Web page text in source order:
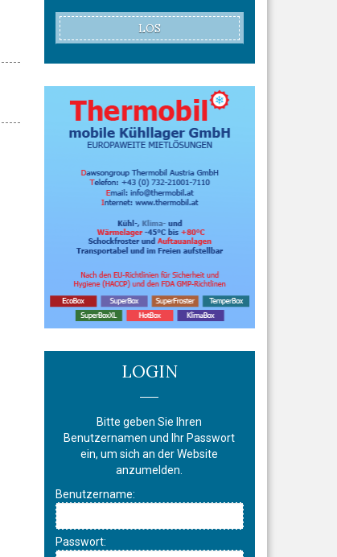
LOS
LOGIN
Bitte geben Sie Ihren
Benutzernamen und Ihr Passwort
ein, um sich an der Website
anzumelden.
Benutzername:
Passwort: